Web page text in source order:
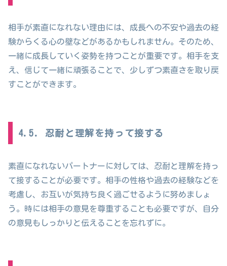
相手が素直になれない理由には、成長への不安や過去の経
験からくる心の壁などがあるかもしれません。そのため、
一緒に成長していく姿勢を持つことが重要です。相手を支
え、信じて一緒に頑張ることで、少しずつ素直さを取り戻
すことができます。
4.5. 忍耐と理解を持って接する
素直になれないパートナーに対しては、忍耐と理解を持っ
て接することが必要です。相手の性格や過去の経験などを
考慮し、お互いが気持ち良く過ごせるように努めましょ
う。時には相手の意見を尊重することも必要ですが、自分
の意見もしっかりと伝えることを忘れずに。